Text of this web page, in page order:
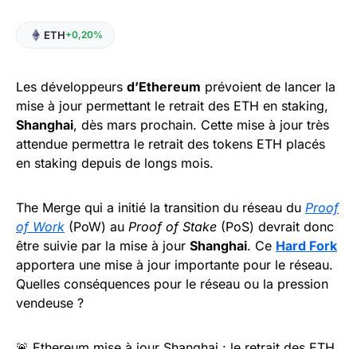
ETH+0,20%
Les développeurs d’Ethereum prévoient de lancer la
mise à jour permettant le retrait des ETH en staking,
Shanghai, dès mars prochain. Cette mise à jour très
attendue permettra le retrait des tokens ETH placés
en staking depuis de longs mois.
The Merge qui a initié la transition du réseau du Proof
of Work (PoW) au Proof of Stake (PoS) devrait donc
être suivie par la mise à jour Shanghai. Ce Hard Fork
apportera une mise à jour importante pour le réseau.
Quelles conséquences pour le réseau ou la pression
vendeuse ?